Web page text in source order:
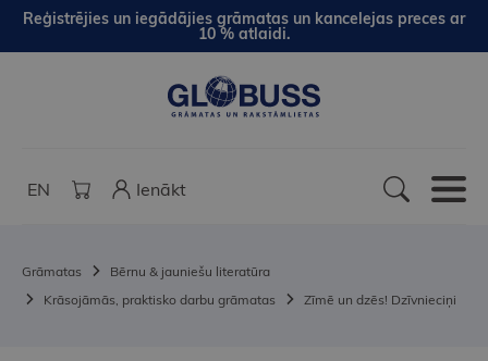
Reģistrējies un iegādājies grāmatas un kancelejas preces ar
10 % atlaidi.
EN Ienākt
Grāmatas
Bērnu & jauniešu literatūra
Krāsojāmās, praktisko darbu grāmatas
Zīmē un dzēs! Dzīvnieciņi